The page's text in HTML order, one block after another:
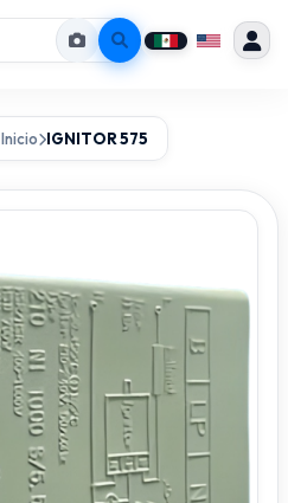
Inicio IGNITOR 575